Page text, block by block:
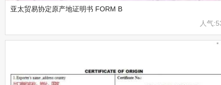
亚太贸易协定原产地证明书 FORM B
人气